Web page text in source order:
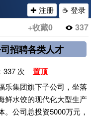
☕ 登录
✚ 注册
+收藏0 337
招聘各类人才
337 次 置顶
乐集团旗下子公司，坐落
鲜水饺的现代化大型生产
公司总投资5000万元，